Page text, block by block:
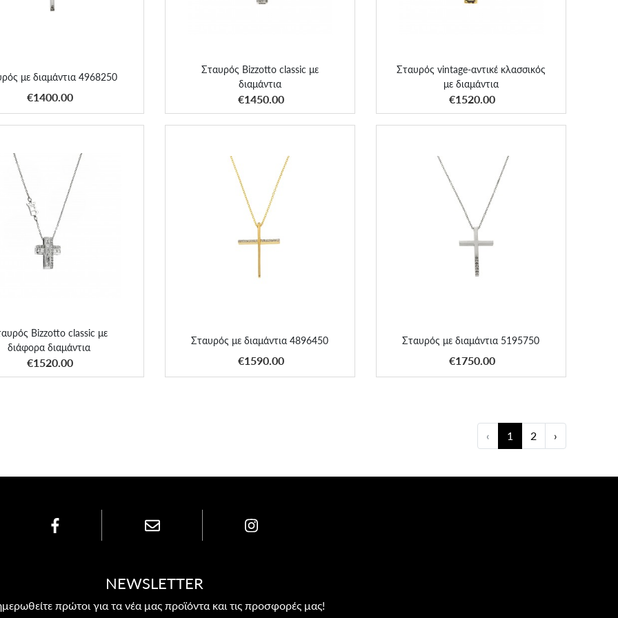
με διαμάντια 4968250
€1400.00
ΑΠΟΚΤΗΣΕ ΤΟ
Σταυρός Bizzotto classic με
διαμάντια
€1450.00
ΑΠΟΚΤΗΣΕ ΤΟ
Σταυρός vintage-αντικέ κλασσικός
με διαμάντια
€1520.00
ΑΠΟΚΤΗΣΕ ΤΟ
Bizzotto classic με
διάφορα διαμάντια
€1520.00
Bizzotto classic με διάφορα
διαμάντια
ΑΠΟΚΤΗΣΕ ΤΟ
Σταυρός με διαμάντια 4896450
€1590.00
Σταυρός με διαμάντια 4896450
ΑΠΟΚΤΗΣΕ ΤΟ
Σταυρός με διαμάντια 5195750
€1750.00
Σταυρός με διαμάντια 5195750
ΑΠΟΚΤΗΣΕ ΤΟ
‹ 1 2 ›
NEWSLETTER
πρώτοι για τα νέα μας προϊόντα και τις προσφορές μας!